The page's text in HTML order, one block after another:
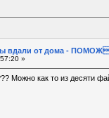
вдали от дома -
»
Можно как то из десяти